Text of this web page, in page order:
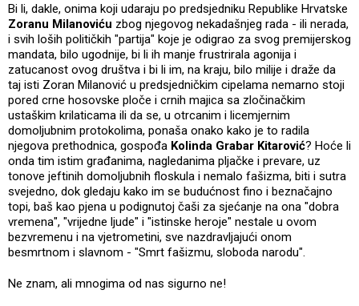
Bi li, dakle, onima koji udaraju po predsjedniku Republike Hrvatske
Zoranu Milanoviću zbog njegovog nekadašnjeg rada - ili nerada,
i svih loših političkih "partija" koje je odigrao za svog premijerskog
mandata, bilo ugodnije, bi li ih manje frustrirala agonija i
zatucanost ovog društva i bi li im, na kraju, bilo milije i draže da
taj isti Zoran Milanović u predsjedničkim cipelama nemarno stoji
pored crne hosovske ploče i crnih majica sa zločinačkim
ustaškim krilaticama ili da se, u otrcanim i licemjernim
domoljubnim protokolima, ponaša onako kako je to radila
njegova prethodnica, gospođa Kolinda Grabar Kitarović? Hoće li
onda tim istim građanima, nagledanima pljačke i prevare, uz
tonove jeftinih domoljubnih floskula i nemalo fašizma, biti i sutra
svejedno, dok gledaju kako im se budućnost fino i beznačajno
topi, baš kao pjena u podignutoj čaši za sjećanje na ona "dobra
vremena", "vrijedne ljude" i "istinske heroje" nestale u ovom
bezvremenu i na vjetrometini, sve nazdravljajući onom
besmrtnom i slavnom - "Smrt fašizmu, sloboda narodu".
Ne znam, ali mnogima od nas sigurno ne!